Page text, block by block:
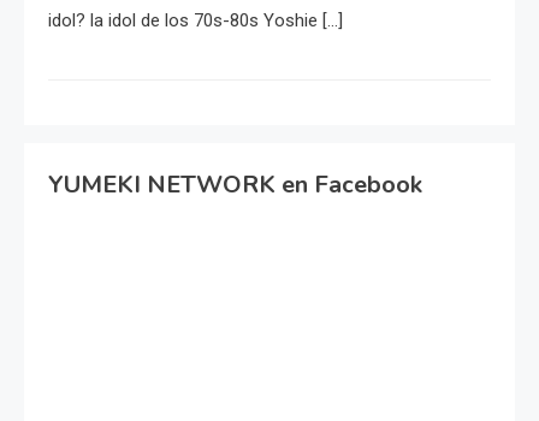
idol? la idol de los 70s-80s Yoshie […]
YUMEKI NETWORK en Facebook